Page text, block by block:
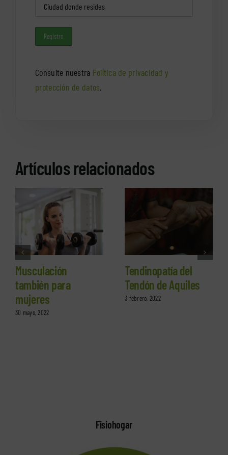
Consulte nuestra Política de privacidad y
protección de datos.
Artículos relacionados
Musculación
también para
mujeres
30 mayo, 2022
Tendinopatía del
Tendón de Aquiles
3 febrero, 2022
Fisiohogar